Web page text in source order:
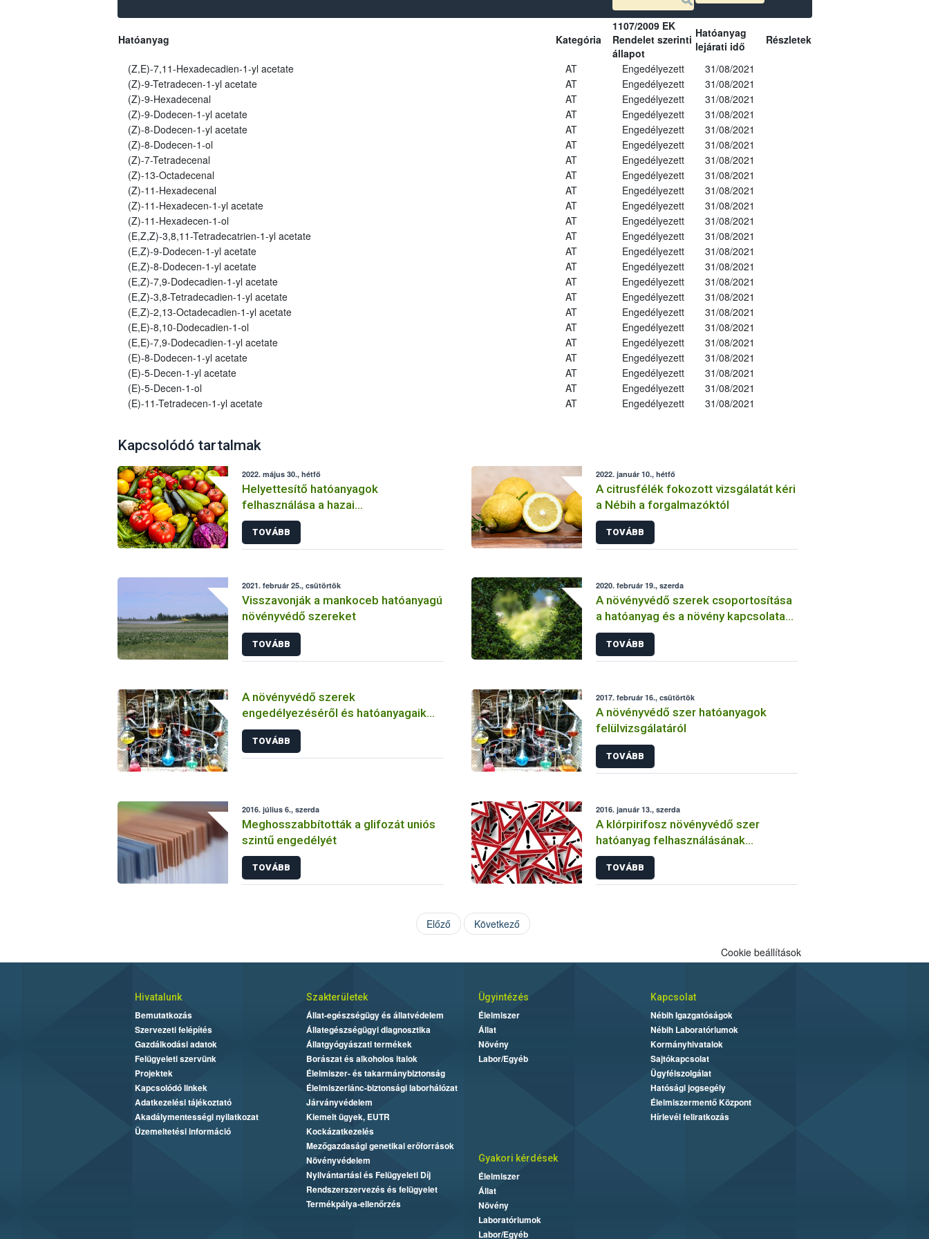
Hatóanyag Kategória
1107/2009 EK
Rendelet szerinti
állapot
Hatóanyag
lejárati idő
Részletek
(Z,E)-7,11-Hexadecadien-1-yl acetate AT Engedélyezett
31/08/2021
(Z)-9-Tetradecen-1-yl acetate
AT Engedélyezett
31/08/2021
(Z)-9-Hexadecenal
AT Engedélyezett
31/08/2021
(Z)-9-Dodecen-1-yl acetate
AT Engedélyezett
31/08/2021
(Z)-8-Dodecen-1-yl acetate
AT Engedélyezett
31/08/2021
(Z)-8-Dodecen-1-ol
AT Engedélyezett
31/08/2021
(Z)-7-Tetradecenal
AT Engedélyezett
31/08/2021
(Z)-13-Octadecenal
AT Engedélyezett
31/08/2021
(Z)-11-Hexadecenal
AT Engedélyezett
31/08/2021
(Z)-11-Hexadecen-1-yl acetate
AT Engedélyezett
31/08/2021
(Z)-11-Hexadecen-1-ol
AT Engedélyezett
31/08/2021
(E,Z,Z)-3,8,11-Tetradecatrien-1-yl acetate
AT Engedélyezett
31/08/2021
(E,Z)-9-Dodecen-1-yl acetate
AT Engedélyezett
31/08/2021
(E,Z)-8-Dodecen-1-yl acetate
AT Engedélyezett
31/08/2021
(E,Z)-7,9-Dodecadien-1-yl acetate
AT Engedélyezett
31/08/2021
(E,Z)-3,8-Tetradecadien-1-yl acetate
AT Engedélyezett
31/08/2021
(E,Z)-2,13-Octadecadien-1-yl acetate
AT Engedélyezett
31/08/2021
(E,E)-8,10-Dodecadien-1-ol
AT Engedélyezett
31/08/2021
(E,E)-7,9-Dodecadien-1-yl acetate
AT Engedélyezett
31/08/2021
(E)-8-Dodecen-1-yl acetate
AT Engedélyezett
31/08/2021
(E)-5-Decen-1-yl acetate
AT Engedélyezett
31/08/2021
(E)-5-Decen-1-ol
AT Engedélyezett
31/08/2021
(E)-11-Tetradecen-1-yl acetate
AT Engedélyezett 31/08/2021
Kapcsolódó tartalmak
2022. május 30., hétfő
Helyettesítő hatóanyagok
felhasználása a hazai
növényvédelemben
TOVÁBB
2022. január 10., hétfő
A citrusfélék fokozott vizsgálatát kéri
a Nébih a forgalmazóktól
TOVÁBB
2021. február 25., csütörtök
Visszavonják a mankoceb hatóanyagú
növényvédő szereket
TOVÁBB
2020. február 19., szerda
A növényvédő szerek csoportosítása
a hatóanyag és a növény kapcsolata
szerint
TOVÁBB
A növényvédő szerek
engedélyezéséről és hatóanyagaik
vizsgálatáról
TOVÁBB
2017. február 16., csütörtök
A növényvédő szer hatóanyagok
felülvizsgálatáról
TOVÁBB
2016. július 6., szerda
Meghosszabbították a glifozát uniós
szintű engedélyét
TOVÁBB
2016. január 13., szerda
A klórpirifosz növényvédő szer
hatóanyag felhasználásának
korlátozása
TOVÁBB
Előző Következő
Cookie beállítások
Hivatalunk
Bemutatkozás
Szervezeti felépítés
Gazdálkodási adatok
Felügyeleti szervünk
Projektek
Kapcsolódó linkek
Adatkezelési tájékoztató
Akadálymentességi nyilatkozat
Üzemeltetési információ
Szakterületek
Állat-egészségügy és állatvédelem
Állategészségügyi diagnosztika
Állatgyógyászati termékek
Borászat és alkoholos italok
Élelmiszer- és takarmánybiztonság
Élelmiszerlánc-biztonsági laborhálózat
Járványvédelem
Kiemelt ügyek, EUTR
Kockázatkezelés
Mezőgazdasági genetikai erőforrások
Növényvédelem
Nyilvántartási és Felügyeleti Díj
Rendszerszervezés és felügyelet
Termékpálya-ellenőrzés
Ügyintézés
Élelmiszer
Állat
Növény
Labor/Egyéb
Kapcsolat
Nébih Igazgatóságok
Nébih Laboratóriumok
Kormányhivatalok
Sajtókapcsolat
Ügyfélszolgálat
Hatósági jogsegély
Élelmiszermentő Központ
Hírlevél feliratkozás
Gyakori kérdések
Élelmiszer
Állat
Növény
Laboratóriumok
Labor/Egyéb